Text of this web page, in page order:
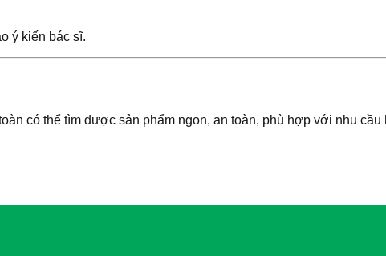
ý kiến bác sĩ.
có thể tìm được sản phẩm ngon, an toàn, phù hợp với nhu cầu